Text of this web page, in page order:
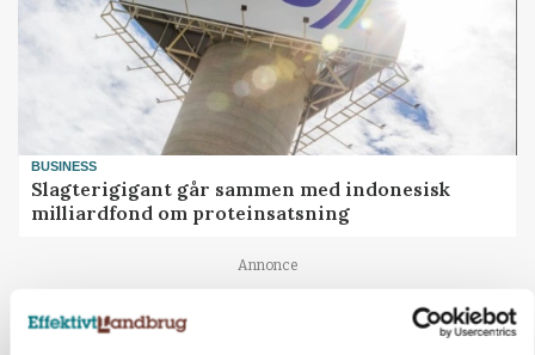
BUSINESS
Slagterigigant går sammen med indonesisk
milliardfond om proteinsatsning
Annonce